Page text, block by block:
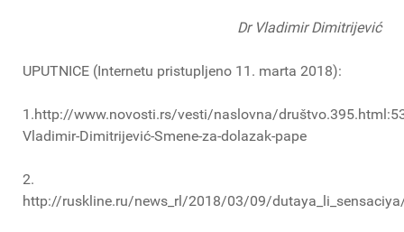
Dr Vladimir Dimitrijević
UPUTNICE (Internetu pristupljeno 11. marta 2018):
1.http://www.novosti.rs/vesti/naslovna/
Vladimir-Dimitrijević-Smene-za-dolazak-pape
2.
http://ruskline.ru/news_rl/2018/03/09/